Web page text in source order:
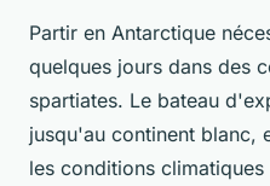
Partir en Antarctique
quelques jours dans des
spartiates. Le bateau
jusqu'au continent blanc,
les conditions